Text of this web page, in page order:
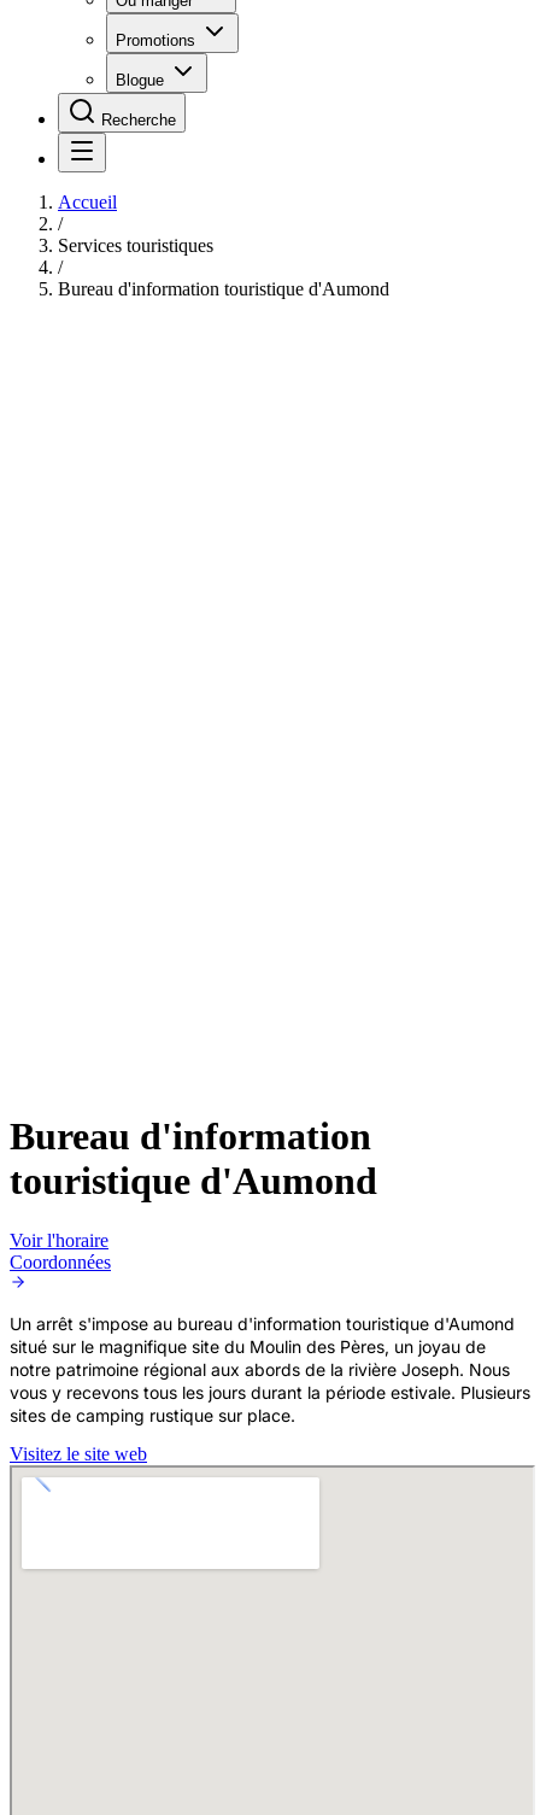
Promotions
Blogue
Recherche
Accueil
/
Services touristiques
/
Bureau d'information touristique d'Aumond
Bureau d'information
touristique d'Aumond
Voir l'horaire
Coordonnées
Un arrêt s'impose au bureau d'information touristique d'Aumond
situé sur le magnifique site du Moulin des Pères, un joyau de
notre patrimoine régional aux abords de la rivière Joseph. Nous
vous y recevons tous les jours durant la période estivale. Plusieurs
sites de camping rustique sur place.
Visitez le site web